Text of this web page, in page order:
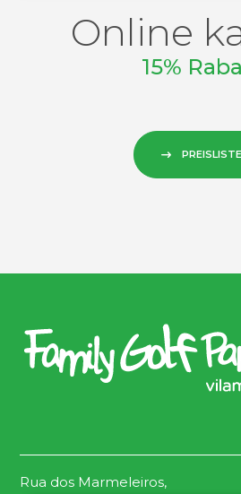
Online
15%
PREISLISTE
Rua dos Marmeleiros,